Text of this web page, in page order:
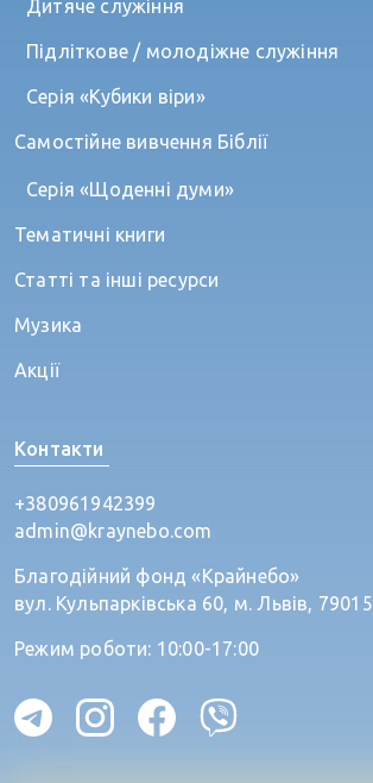
Дитяче служіння
Підліткове / молодіжне служіння
Серія «Кубики віри»
Самостійне вивчення Біблії
Серія «Щоденні думи»
Тематичні книги
Статті та інші ресурси
Музика
Акції
Контакти
+380961942399
admin@kraynebo.com
Благодійний фонд «Крайнебо»
вул. Кульпарківська 60, м. Львів, 79015
Режим роботи: 10:00-17:00